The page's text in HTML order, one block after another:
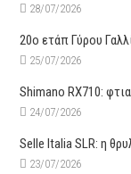
28/07/2026
20ο ετάπ Γύρου
25/07/2026
Shimano RX710:
24/07/2026
Selle Italia SLR: η
23/07/2026